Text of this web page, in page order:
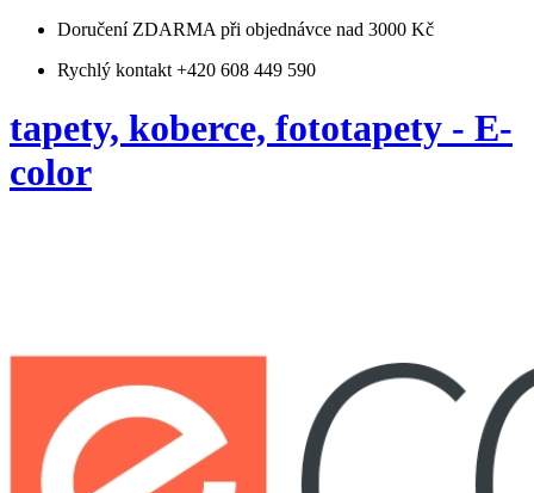
Doručení ZDARMA při objednávce nad 3000 Kč
Rychlý kontakt +420 608 449 590
tapety, koberce, fototapety - E-
color